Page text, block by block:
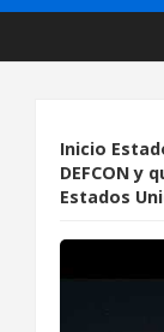
Inicio
DEFCON y
Estados